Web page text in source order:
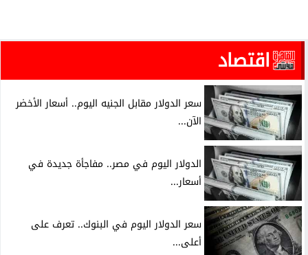
اقتصاد
سعر الدولار مقابل الجنيه اليوم.. أسعار الأخضر
الآن...
الدولار اليوم في مصر.. مفاجأة جديدة في
أسعار...
سعر الدولار اليوم في البنوك.. تعرف على
أعلى...